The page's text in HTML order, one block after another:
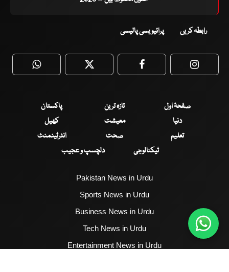
رابطہ کریں پرائیویسی پالیسی
WhatsApp Twitter Facebook
صفحۂ اول تازہ ترین
پاکستان
دنیا
معیشت
کھیل
تعلیم
صحت
انٹرٹینمنٹ
ٹیکنالوجی
دلچسپ و عجیب
Pakistan News in Urdu
Sports News in Urdu
Business News in Urdu
Tech News in Urdu
Entertainment News in Urdu